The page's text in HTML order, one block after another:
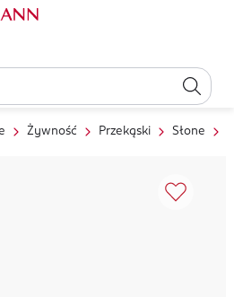
Żywność Przekąski Słone